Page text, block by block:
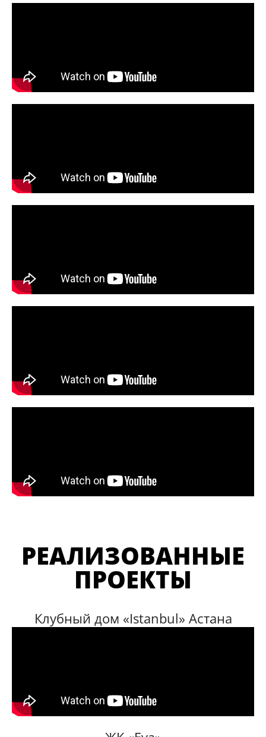
РЕАЛИЗОВАННЫЕ
ПРОЕКТЫ
Клубный дом «Istanbul» Астана